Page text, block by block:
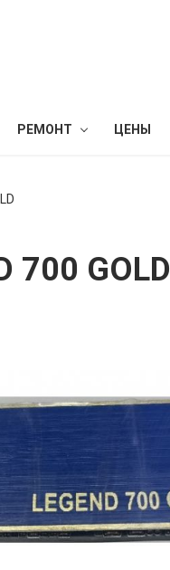
РЕМОНТ ЦЕНЫ
700 GOLD